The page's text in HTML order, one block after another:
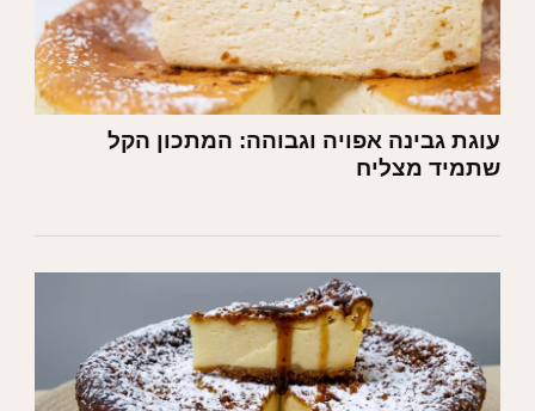
עוגת גבינה אפויה וגבוהה: המתכון הקל
שתמיד מצליח